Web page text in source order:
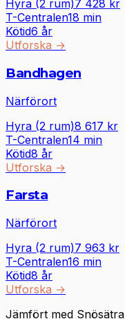
Hyra (2 rum)7 428 kr
T-Centralen18 min
Kötid6 år
Utforska →
Bandhagen
Närförort
Hyra (2 rum)8 617 kr
T-Centralen14 min
Kötid8 år
Utforska →
Farsta
Närförort
Hyra (2 rum)7 963 kr
T-Centralen16 min
Kötid8 år
Utforska →
Jämfört med Snösätra